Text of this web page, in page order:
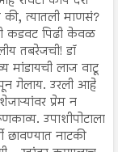
त्यातली माणसं?
कडवट पिढी केवळ
तबरेजची! डॉ
मांडायची लाज वाटू
गेलाय. उरली आहे
प्रेम न
उपाशीपोटाला
छावण्यात नाटकी